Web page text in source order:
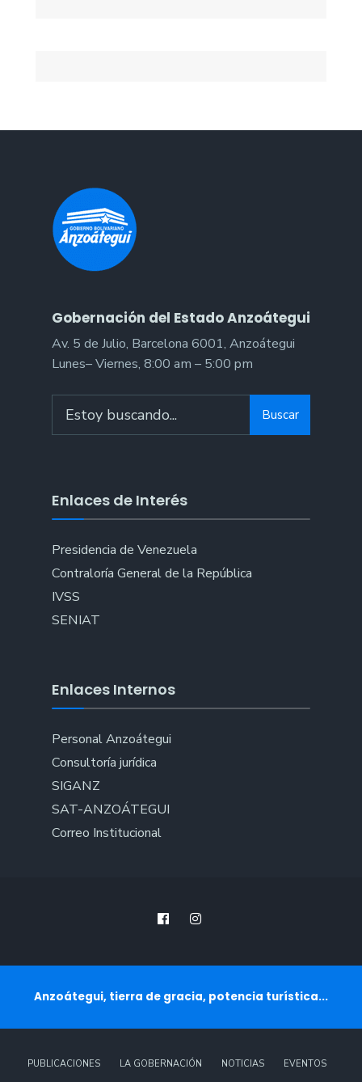
Gobernación del Estado Anzoátegui
Av. 5 de Julio, Barcelona 6001, Anzoátegui
Lunes– Viernes, 8:00 am – 5:00 pm
for:
Buscar
Enlaces de Interés
Presidencia de Venezuela
Contraloría General de la República
IVSS
SENIAT
Enlaces Internos
Personal Anzoátegui
Consultoría jurídica
SIGANZ
SAT-ANZOÁTEGUI
Correo Institucional
Anzoátegui, tierra de gracia, potencia turística...
PUBLICACIONES LA GOBERNACIÓN NOTICIAS EVENTOS